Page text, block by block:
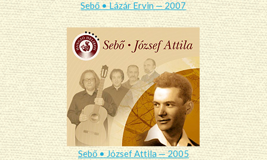
Sebő • Lázár Ervin — 2007
Sebő • József Attila — 2005